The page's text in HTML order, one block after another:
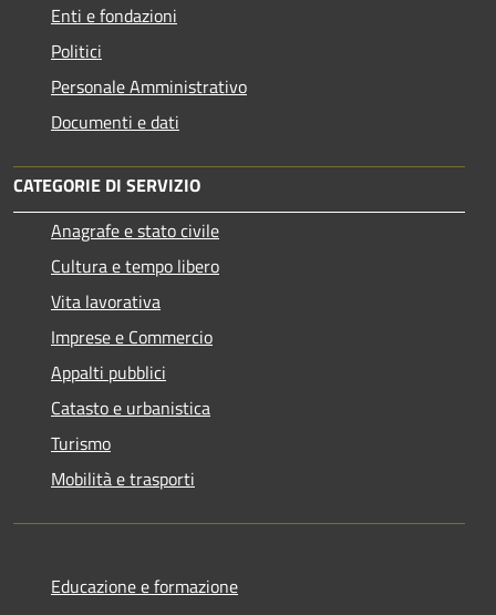
Enti e fondazioni
Politici
Personale Amministrativo
Documenti e dati
CATEGORIE DI SERVIZIO
Anagrafe e stato civile
Cultura e tempo libero
Vita lavorativa
Imprese e Commercio
Appalti pubblici
Catasto e urbanistica
Turismo
Mobilità e trasporti
Educazione e formazione